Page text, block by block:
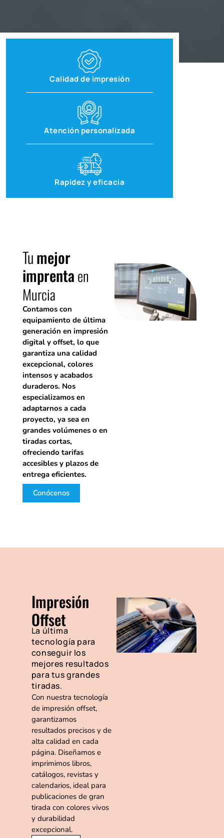
Calidad de impresión
Atención personalizada
Rapidez y eficacia
Tumejor
imprentaen
Murcia
Contamos con
equipamiento de última
generación en impresión
digital y offset, lo que
garantiza una calidad
excepcional, colores
intensos y acabados
duraderos. Nos
especializamos en
adaptarnos a cada
proyecto, ya sea en
grandes volúmenes o en
tiradas cortas,
ofreciendo tarifas
accesibles y plazos de
entrega eficientes.
Conócenos
Impresión
Offset
La última
tecnología para
conseguir los
mejores resultados
para tus grandes
tiradas.
Con nuestra tecnología
de impresión offset,
garantizamos
resultados precisos y de
alta calidad en cada
página. Diseñamos e
imprimimos libros,
catálogos, revistas y
calendarios, ideal para
publicaciones de gran
tirada con colores vivos
y durabilidad
excepcional.